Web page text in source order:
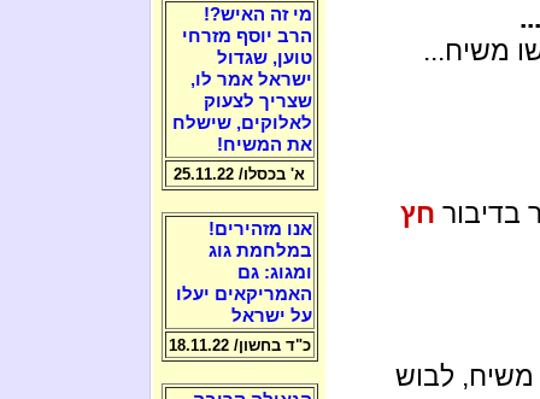
משיח...
בדיבור חץ
לבוש
מי זה האיש?!
הרב יוסף מזרחי
טוען, שגדול
ישראל אמר לו,
שצריך לצעוק
לאלוקים, שישלח
את המשיח!
א' בכסלו/ 25.11.22
אנו מזהירים!
במלחמת גוג
ומגוג: גם
האמריקאים יעלו
על ישראל
כ"ד בחשון/ 18.11.22